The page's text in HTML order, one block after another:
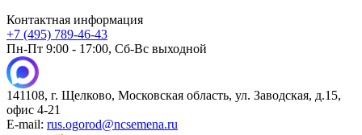
Контактная информация
+7 (495) 789-46-43
Пн-Пт 9:00 - 17:00, Сб-Вс выходной
141108, г. Щелково, Московская область, ул. Заводская, д.15,
офис 4-21
E-mail: rus.ogorod@ncsemena.ru